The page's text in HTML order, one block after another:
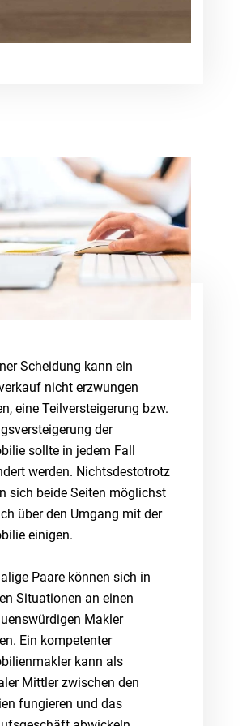
Scheidung kann ein
nicht erzwungen
eine Teilversteigerung bzw.
der
sollte in jedem Fall
werden. Nichtsdestotrotz
sich beide Seiten möglichst
über den Umgang mit der
einigen.
Paare können sich in
Situationen an einen
Makler
Ein kompetenter
kann als
Mittler zwischen den
fungieren und das